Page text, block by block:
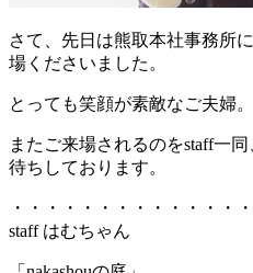
さて、先日は熊取本社事務所
場くださいました。
とっても笑顔が素敵なご夫婦。
またご来場されるのをstaff一
待ちしております。
・・・・・・・・・・・・・
staff はむちゃん